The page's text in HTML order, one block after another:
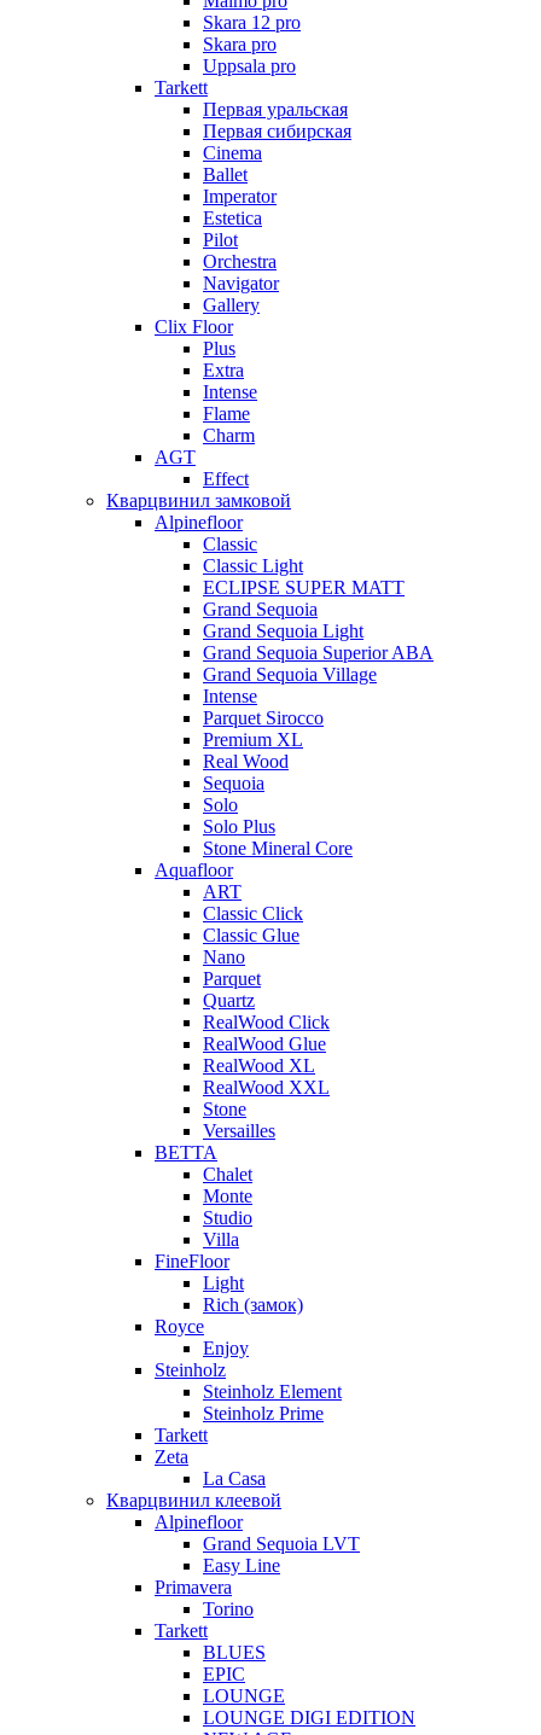
Skara 12 pro
Skara pro
Uppsala pro
Tarkett
Первая уральская
Первая сибирская
Cinema
Ballet
Imperator
Estetica
Pilot
Orchestra
Navigator
Gallery
Clix Floor
Plus
Extra
Intense
Flame
Charm
AGT
Effect
Кварцвинил замковой
Alpinefloor
Classic
Classic Light
ECLIPSE SUPER MATT
Grand Sequoia
Grand Sequoia Light
Grand Sequoia Superior ABA
Grand Sequoia Village
Intense
Parquet Sirocco
Premium XL
Real Wood
Sequoia
Solo
Solo Plus
Stone Mineral Core
Aquafloor
ART
Classic Click
Classic Glue
Nano
Parquet
Quartz
RealWood Click
RealWood Glue
RealWood XL
RealWood XXL
Stone
Versailles
BETTA
Chalet
Monte
Studio
Villa
FineFloor
Light
Rich (замок)
Royce
Enjoy
Steinholz
Steinholz Element
Steinholz Prime
Tarkett
Zeta
La Casa
Кварцвинил клеевой
Alpinefloor
Grand Sequoia LVT
Easy Line
Primavera
Torino
Tarkett
BLUES
EPIC
LOUNGE
LOUNGE DIGI EDITION